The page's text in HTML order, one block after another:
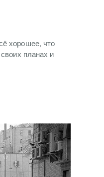
хорошее, что
планах и